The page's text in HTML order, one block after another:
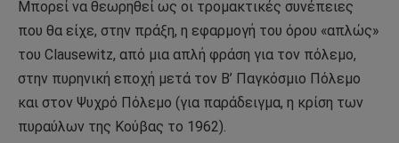
Μπορεί να θεωρηθεί ως οι τρομακτικές συνέπειες
που θα είχε, στην πράξη, η εφαρμογή του όρου «απλώς»
του Clausewitz, από μια απλή φράση για τον πόλεμο,
στην πυρηνική εποχή μετά τον Β’ Παγκόσμιο Πόλεμο
και στον Ψυχρό Πόλεμο (για παράδειγμα, η κρίση των
πυραύλων της Κούβας το 1962).